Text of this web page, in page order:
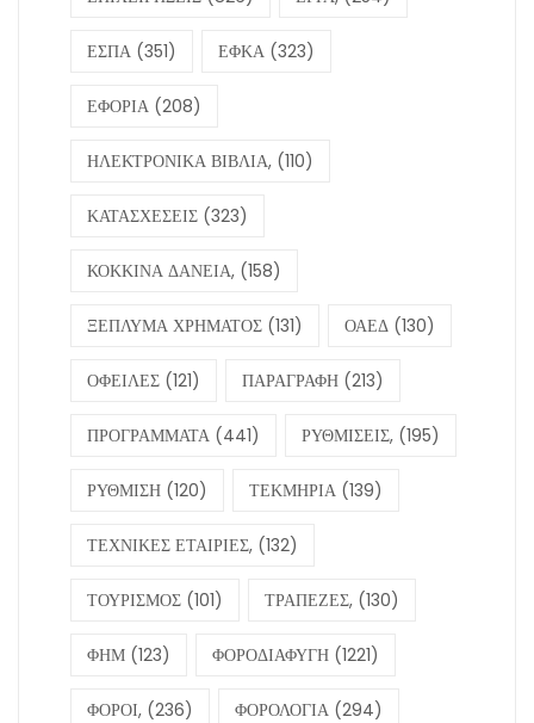
ΕΣΠΑ (351) ΕΦΚΑ (323)
ΕΦΟΡΙΑ (208)
ΗΛΕΚΤΡΟΝΙΚΑ ΒΙΒΛΙΑ, (110)
ΚΑΤΑΣΧΕΣΕΙΣ (323)
ΚΟΚΚΙΝΑ ΔΑΝΕΙΑ, (158)
ΞΕΠΛΥΜΑ ΧΡΗΜΑΤΟΣ (131) ΟΑΕΔ (130)
ΟΦΕΙΛΕΣ (121) ΠΑΡΑΓΡΑΦΗ (213)
ΠΡΟΓΡΑΜΜΑΤΑ (441) ΡΥΘΜΙΣΕΙΣ, (195)
ΡΥΘΜΙΣΗ (120) ΤΕΚΜΗΡΙΑ (139)
ΤΕΧΝΙΚΕΣ ΕΤΑΙΡΙΕΣ, (132)
ΤΟΥΡΙΣΜΟΣ (101) ΤΡΑΠΕΖΕΣ, (130)
ΦΗΜ (123) ΦΟΡΟΔΙΑΦΥΓΗ (1221)
ΦΟΡΟΙ, (236) ΦΟΡΟΛΟΓΙΑ (294)